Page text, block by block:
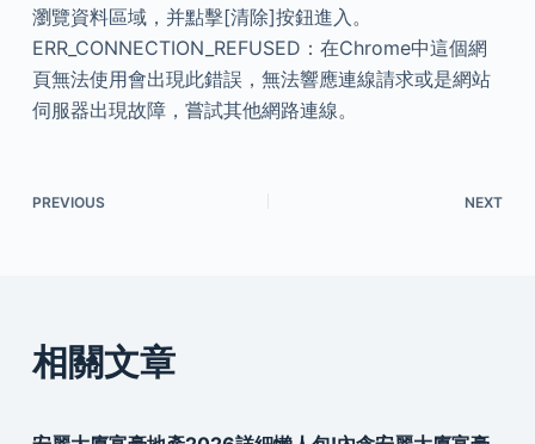
瀏覽資料區域，并點擊[清除]按鈕進入。
ERR_CONNECTION_REFUSED：在Chrome中這個網
頁無法使用會出現此錯誤，無法響應連線請求或是網站
伺服器出現故障，嘗試其他網路連線。
PREVIOUS NEXT
相關文章